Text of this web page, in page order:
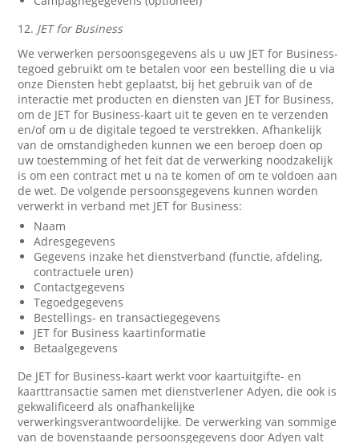
12. JET for Business
We verwerken persoonsgegevens als u uw JET for Business-
tegoed gebruikt om te betalen voor een bestelling die u via
onze Diensten hebt geplaatst, bij het gebruik van of de
interactie met producten en diensten van JET for Business,
om de JET for Business-kaart uit te geven en te verzenden
en/of om u de digitale tegoed te verstrekken. Afhankelijk
van de omstandigheden kunnen we een beroep doen op
uw toestemming of het feit dat de verwerking noodzakelijk
is om een contract met u na te komen of om te voldoen aan
de wet. De volgende persoonsgegevens kunnen worden
verwerkt in verband met JET for Business:
Naam
Adresgegevens
Gegevens inzake het dienstverband (functie, afdeling,
contractuele uren)
Contactgegevens
Tegoedgegevens
Bestellings- en transactiegegevens
JET for Business kaartinformatie
Betaalgegevens
De JET for Business-kaart werkt voor kaartuitgifte- en
kaarttransactie samen met dienstverlener Adyen, die ook is
gekwalificeerd als onafhankelijke
verwerkingsverantwoordelijke. De verwerking van sommige
van de bovenstaande persoonsgegevens door Adyen valt